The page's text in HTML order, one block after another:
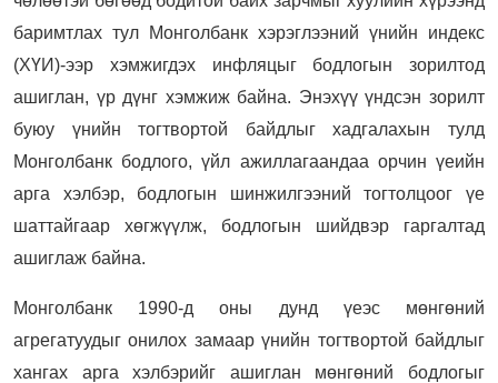
баримтлах тул Монголбанк хэрэглээний үнийн индекс
(ХҮИ)-ээр хэмжигдэх инфляцыг бодлогын зорилтод
ашиглан, үр дүнг хэмжиж байна. Энэхүү үндсэн зорилт
буюу үнийн тогтвортой байдлыг хадгалахын тулд
Монголбанк бодлого, үйл ажиллагаандаа орчин үеийн
арга хэлбэр, бодлогын шинжилгээний тогтолцоог үе
шаттайгаар хөгжүүлж, бодлогын шийдвэр гаргалтад
ашиглаж байна.
Монголбанк 1990-д оны дунд үеэс мөнгөний
агрегатуудыг онилох замаар үнийн тогтвортой байдлыг
хангах арга хэлбэрийг ашиглан мөнгөний бодлогыг